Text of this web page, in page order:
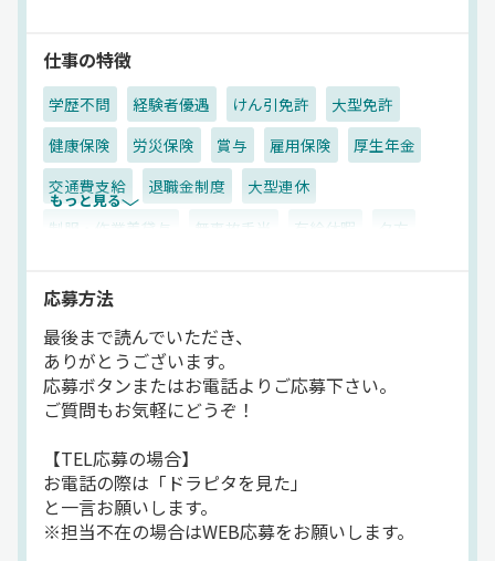
・体力を必要とする作業は少なく、男女とも活躍可
・賃金･賞与･退職金は業界屈指の水準
・業界随一の研修制度
・履歴書は当社専用フォーマットをご利用下さい。
(http://www.niyac.co.jp/)
・会社見学をご希望の方は、お気軽にお問い合わせ
下さい
仕事の特徴
学歴不問 経験者優遇 けん引免許
大型免許
健康保険
労災保険 賞与 雇用保険
厚生年金
交通費支給
退職金制度
大型連休
制服・作業着貸与
無事故手当 有給休暇
夕方
タンクローリー
もっと見る
応募方法
最後まで読んでいただき、
ありがとうございます。
応募ボタンまたはお電話よりご応募下さい。
ご質問もお気軽にどうぞ！
【TEL応募の場合】
お電話の際は「ドラピタを見た」
と一言お願いします。
※担当不在の場合はWEB応募をお願いします。